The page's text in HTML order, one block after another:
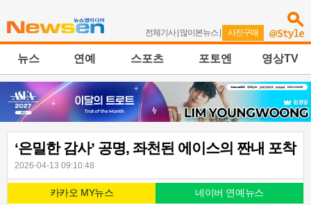
전체기사| 많이본뉴스 | 사진구매
뉴스 연예 스포츠 포토엔 영상TV
‘은밀한 감사’ 공명, 좌천된 에이스의 짠내 포착
2026-04-13 09:10:48
카카오 MY뉴스 네이버 연예뉴스